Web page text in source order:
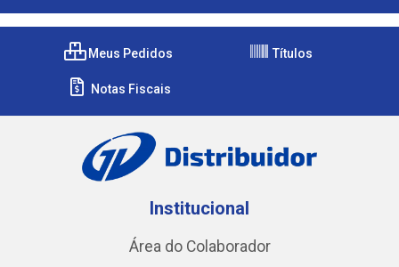
Meus Pedidos Títulos
Notas Fiscais
Institucional
Área do Colaborador